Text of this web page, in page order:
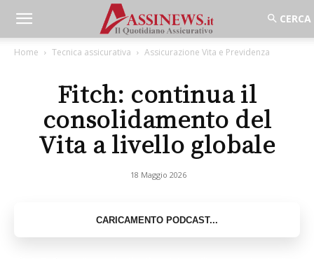
Home Tecnica assicurativa Assicurazione Vita e Previdenza
Fitch: continua il
consolidamento del
Vita a livello globale
18 Maggio 2026